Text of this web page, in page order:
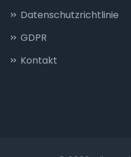
Datenschutzrichtlinie
GDPR
Kontakt